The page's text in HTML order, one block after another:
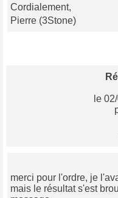
Cordialement,
Pierre (3Stone)
le
merci pour l'ordre, je
mais le résultat s'est